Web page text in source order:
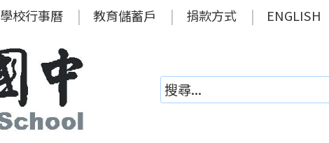
學校行事曆 教育儲蓄戶 捐款方式 ENGLISH